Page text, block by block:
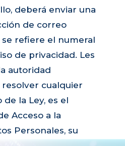
deberá enviar una
de correo
refiere el numeral
de privacidad. Les
autoridad
cualquier
la Ley, es el
Acceso a la
Personales, su